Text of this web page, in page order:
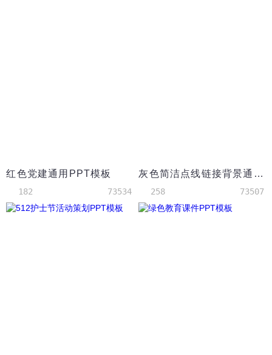
红色党建通用PPT模板
182 73534
灰色简洁点线链接背景通用商务汇报PPT模板
258 73507